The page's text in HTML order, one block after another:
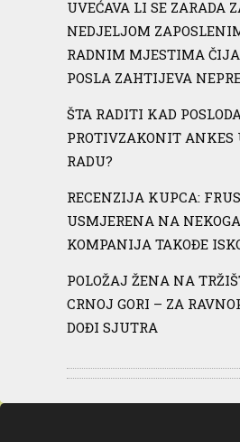
UVEĆAVA LI SE ZARADA
NEDJELJOM
RADNIM MJESTIMA ČIJA
POSLA ZAHTIJEVA
ŠTA RADITI KAD
PROTIVZAKONIT ANKES
RADU?
RECENZIJA KUPCA:
USMJERENA NA
KOMPANIJA TAKOĐE
POLOŽAJ ŽENA NA
CRNOJ GORI – ZA
DOĐI SJUTRA